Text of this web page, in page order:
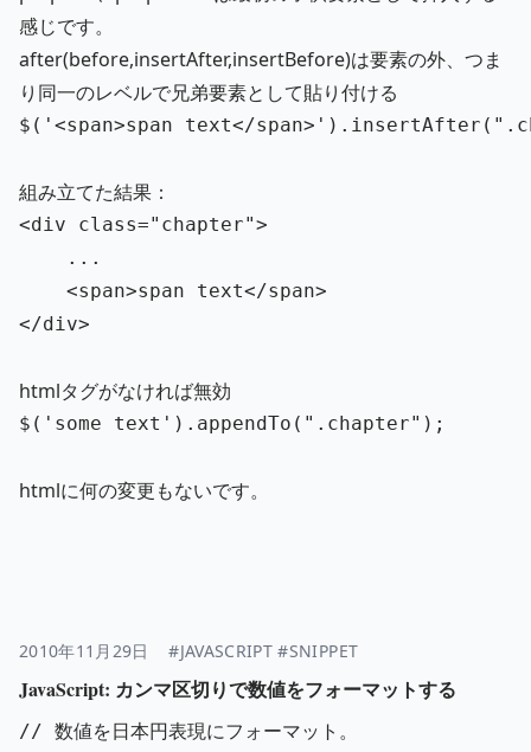
感じです。
after(before,insertAfter,insertBefore)は要素の外、つま
り同一のレベルで兄弟要素として貼り付ける
$ ( ' <span>span text</span> ' ). insertAfter ( "
組み立てた結果：
<div class="chapter">
<span>span text</span>
</div>
htmlタグがなければ無効
$ ( ' some text ' ). appendTo ( " .chapter" );
htmlに何の変更もないです。
2010年11月29日 #JAVASCRIPT #SNIPPET
JavaScript: カンマ区切りで数値をフォーマットする
// 数値を日本円表現にフォーマット。